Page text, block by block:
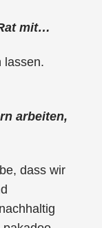
mit…
lassen.
arbeiten,
dass wir